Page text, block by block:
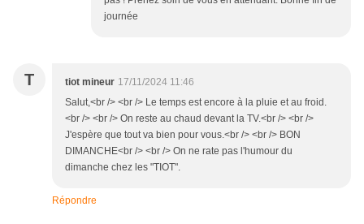
journée
T tiot mineur 17/11/2024 11:46
Salut,<br /> <br /> Le temps est encore à la pluie et au froid.
<br /> <br /> On reste au chaud devant la TV.<br /> <br />
J'espère que tout va bien pour vous.<br /> <br /> BON
DIMANCHE<br /> <br /> On ne rate pas l'humour du
dimanche chez les "TIOT".
Répondre